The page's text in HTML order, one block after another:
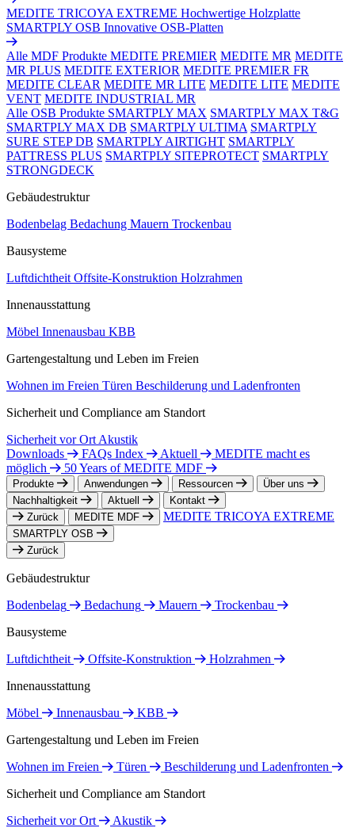
MEDITE TRICOYA EXTREME Hochwertige Holzplatte
SMARTPLY OSB Innovative OSB-Platten
Alle MDF Produkte MEDITE PREMIER MEDITE MR MEDITE
MR PLUS MEDITE EXTERIOR MEDITE PREMIER FR
MEDITE CLEAR MEDITE MR LITE MEDITE LITE MEDITE
VENT MEDITE INDUSTRIAL MR
Alle OSB Produkte SMARTPLY MAX SMARTPLY MAX T&G
SMARTPLY MAX DB SMARTPLY ULTIMA SMARTPLY
SURE STEP DB SMARTPLY AIRTIGHT SMARTPLY
PATTRESS PLUS SMARTPLY SITEPROTECT SMARTPLY
STRONGDECK
Gebäudestruktur
Bodenbelag Bedachung Mauern Trockenbau
Bausysteme
Luftdichtheit Offsite-Konstruktion Holzrahmen
Innenausstattung
Möbel Innenausbau KBB
Gartengestaltung und Leben im Freien
Wohnen im Freien Türen Beschilderung und Ladenfronten
Sicherheit und Compliance am Standort
Sicherheit vor Ort Akustik
Downloads
FAQs Index Aktuell
MEDITE macht es
möglich
50 Years of MEDITE MDF
Produkte Anwendungen Ressourcen
Über uns
Nachhaltigkeit
Aktuell
Kontakt
Zurück
MEDITE MDF MEDITE TRICOYA EXTREME
SMARTPLY OSB
Zurück
Gebäudestruktur
Bodenbelag
Bedachung Mauern
Trockenbau
Bausysteme
Luftdichtheit
Offsite-Konstruktion
Holzrahmen
Innenausstattung
Möbel
Innenausbau
KBB
Gartengestaltung und Leben im Freien
Wohnen im Freien
Türen
Beschilderung und Ladenfronten
Sicherheit und Compliance am Standort
Sicherheit vor Ort
Akustik